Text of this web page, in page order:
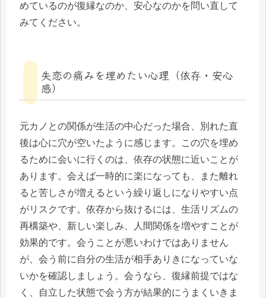
めているのが復縁なのか、安心なのかを問い直して
みてください。
失恋の痛みを埋めたい心理（依存・安心
感）
元カノとの関係が生活の中心だった場合、別れた直
後は心に穴が空いたように感じます。この穴を埋め
るために会いに行くのは、依存の状態に近いことが
あります。会えば一時的に楽になっても、また離れ
ると苦しさが増えるという繰り返しになりやすい点
がリスクです。依存から抜けるには、生活リズムの
再構築や、新しい楽しみ、人間関係を増やすことが
効果的です。会うことが悪いわけではありません
が、会う前に自分の生活が相手ありきになっていな
いかを確認しましょう。会うなら、復縁前提ではな
く、自立した状態で会う方が結果的にうまくいきま